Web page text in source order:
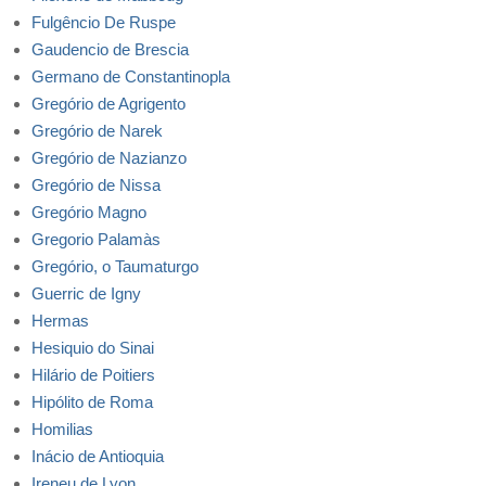
Fulgêncio De Ruspe
Gaudencio de Brescia
Germano de Constantinopla
Gregório de Agrigento
Gregório de Narek
Gregório de Nazianzo
Gregório de Nissa
Gregório Magno
Gregorio Palamàs
Gregório, o Taumaturgo
Guerric de Igny
Hermas
Hesiquio do Sinai
Hilário de Poitiers
Hipólito de Roma
Homilias
Inácio de Antioquia